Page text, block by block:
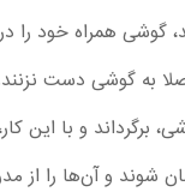
همراه خود را
به گوشی دست نزنند.
و با این
و آن‌ها را از